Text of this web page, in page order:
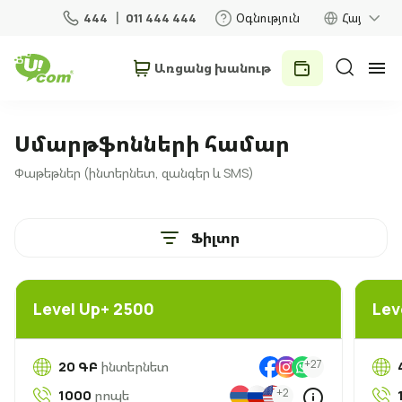
444 011 444 444 Օգնություն Հայ
Տան համար
Ռոումինգ
5G ցանց
Առցանց խանութ
Սմարթֆոնների համար
Փաթեթներ (ինտերնետ, զանգեր և SMS)
Ֆիլտր
Level Up+ 2500
20 ԳԲ ինտերնետ +27
1000 րոպե +2